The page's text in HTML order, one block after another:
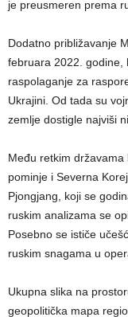
je preusmeren prema
Dodatno približavanje
februara 2022. godine,
raspolaganje za
Ukrajini. Od tada su
zemlje dostigle najviši
Među retkim
pominje i Severna
Pjongjang, koji se
ruskim analizama se
Posebno se ističe
ruskim snagama u
Ukupna slika na
geopolitička mapa